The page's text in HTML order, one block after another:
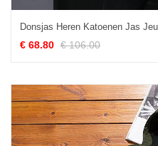
€ 68.80 € 106.00